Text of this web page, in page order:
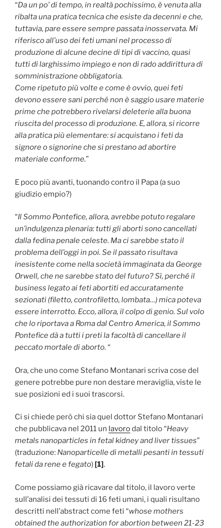
“Da un po’ di tempo, in realtà pochissimo, è venuta alla
ribalta una pratica tecnica che esiste da decenni e che,
tuttavia, pare essere sempre passata inosservata. Mi
riferisco all’uso dei feti umani nel processo di
produzione di alcune decine di tipi di vaccino, quasi
tutti di larghissimo impiego e non di rado addirittura di
somministrazioneobbligatoria.
Come ripetuto più volte e come è ovvio, quei feti
devono essere sani perché non è saggio usare materie
prime che potrebbero rivelarsi deleterie alla buona
riuscita del processo di produzione. E, allora, si ricorre
alla pratica più elementare: si acquistano i feti da
signore o signorine che si prestano ad abortire
materiale conforme.”
E poco più avanti, tuonando contro il Papa (a suo
giudizio empio?)
“Il Sommo Pontefice, allora, avrebbe potuto regalare
un’indulgenza plenaria: tutti gli aborti sono cancellati
dalla fedina penale celeste. Ma ci sarebbe stato il
problema dell’oggi in poi. Se il passato risultava
inesistente come nella società immaginata da George
Orwell, che ne sarebbe stato del futuro? Sì, perché il
business legato ai feti abortiti ed accuratamente
sezionati (filetto, controfiletto, lombata…) mica poteva
essere interrotto. Ecco, allora, il colpo di genio. Sul volo
che lo riportava a Roma dal Centro America, il Sommo
Pontefice dà a tutti i preti la facoltà di cancellare il
peccato mortale di aborto. “
Ora, che uno come Stefano Montanari scriva cose del
genere potrebbe pure non destare meraviglia, viste le
sue posizioni ed i suoi trascorsi.
Ci si chiede però chi sia quel dottor Stefano Montanari
che pubblicava nel 2011 un lavorodal titolo “Heavy
metals nanoparticles in fetal kidney and liver tissues”
(traduzione: Nanoparticelle di metalli pesanti in tessuti
fetali da rene e fegato)[1].
Come possiamo già ricavare dal titolo, il lavoro verte
sull’analisi dei tessuti di 16 feti umani, i quali risultano
descritti nell’abstract come feti “whose mothers
obtained the authorization for abortion between 21-23